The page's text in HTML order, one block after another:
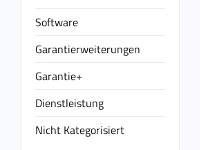
Software
Garantierweiterungen
Garantie+
Dienstleistung
Nicht Kategorisiert